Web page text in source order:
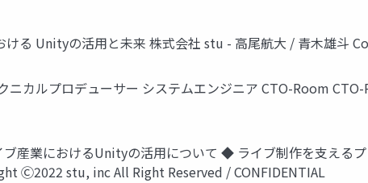
ける Unityの活用と未来 株式会社 stu - 高尾航大 / 青木雄斗
ニカルプロデューサー システムエンジニア CTO-Room
産業におけるUnityの活用について ◆ ライブ制作を支える
Ⓒ2022 stu, inc All Right Reserved / CONFIDENTIAL